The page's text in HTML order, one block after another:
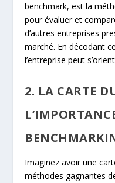
benchmark, est la
pour évaluer et
d’autres entreprises
marché. En décodant
l’entreprise peut
2. LA CARTE
Imaginez avoir une
méthodes gagnantes